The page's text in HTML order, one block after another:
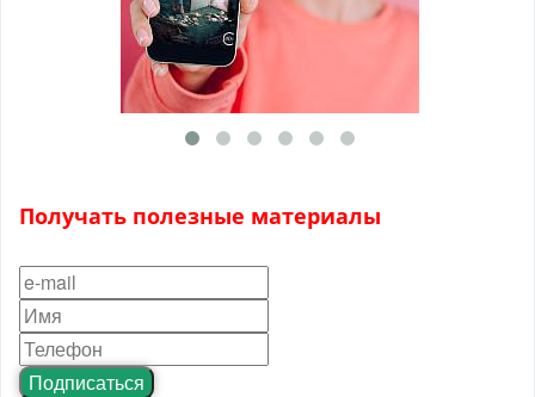
Получать полезные материалы
Подписаться